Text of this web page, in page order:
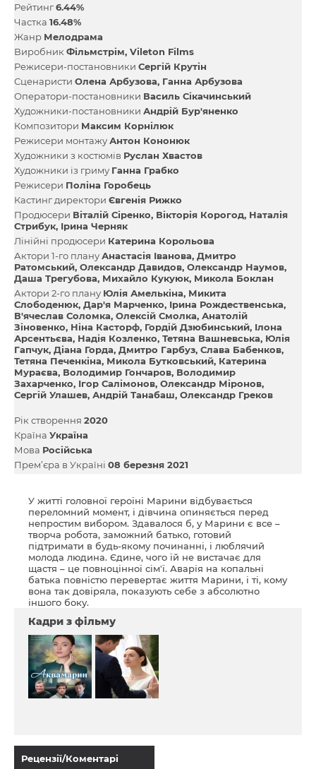
Рейтинг6.44%
Частка 16.48%
Жанр Мелодрама
Виробник Фільмстрім Vileton Films
Режисери-постановники Сергій Крутін
Сценаристи Олена Арбузова Ганна Арбузова
Оператори-постановники Василь Сікачинський
Художники-постановники Андрій Бур'яненко
Композитори Максим Корнілюк
Режисери монтажуАнтон Кононюк
Художники з костюмів Руслан Хвастов
Художники із гриму Ганна Грабко
Режисери Поліна Горобець
Кастинг директори Євгенія Рижко
Продюсери Віталій Сіренко Вікторія Корогод Наталія
Стрибук Ірина Черняк
Лінійні продюсери Катерина Корольова
Актори 1-го плануАнастасія Іванова Дмитро
Ратомський Олександр Давидов Олександр Наумов
Даша Трегубова Михайло Кукуюк Микола Боклан
Актори 2-го плану Юлія Амелькіна Микита
Слободенюк Дар'я Марченко Ірина Рождественська
В'ячеслав Соломка Олексій Смолка Анатолій
Зіновенко Ніна Касторф Гордій Дзюбинський Ілона
Арсентьєва Надія Козленко Тетяна Вашневська Юлія
Гапчук Діана Горда Дмитро Гарбуз Слава Бабенков
Тетяна Печенкіна Микола Бутковський Катерина
Мураєва Володимир Гончаров Володимир
Захарченко Ігор Салімонов Олександр Міронов
Сергій Улашев Андрій Танабаш Олександр Греков
Рік створення 2020
Країна Україна
Мова Російська
Прем’єра в Україні 08 березня 2021
У житті головної героїні Марини відбувається
переломний момент, і дівчина опиняється перед
непростим вибором. Здавалося б, у Марини є все –
творча робота, заможний батько, готовий
підтримати в будь-якому починанні, і люблячий
молода людина. Єдине, чого їй не вистачає для
щастя – це повноцінної сім'ї. Аварія на копальні
батька повністю перевертає життя Марини, і ті, кому
вона так довіряла, показують себе з абсолютно
іншого боку.
Кадри з фільму
Рецензії/Коментарі